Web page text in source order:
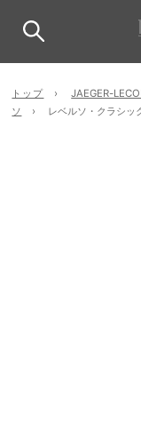
トップ JAEGER-
ソ
レベルソ・クラシ